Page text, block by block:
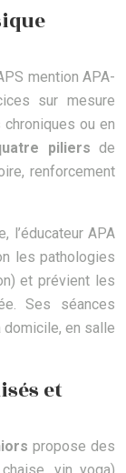
mention APA-
sur mesure
ou en
piliers de
renforcement
l’éducateur APA
les pathologies
et prévient les
Ses séances
en salle
et
propose des